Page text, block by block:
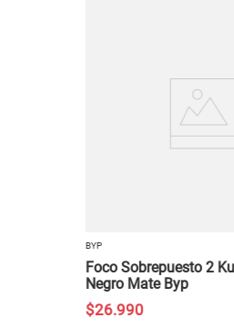
BYP
Foco Sobrepuesto 2
Negro Mate Byp
$26.990